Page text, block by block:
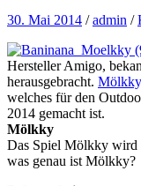
30. Mai 2014 /admin /
Hersteller Amigo,
herausgebracht.
welches für den
2014 gemacht ist.
Mölkky
Das Spiel Mölkky wird
was genau ist Mölkky?